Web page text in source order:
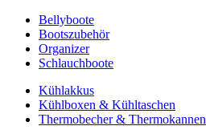
Bellyboote
Bootszubehör
Organizer
Schlauchboote
Kühlakkus
Kühlboxen & Kühltaschen
Thermobecher & Thermokannen